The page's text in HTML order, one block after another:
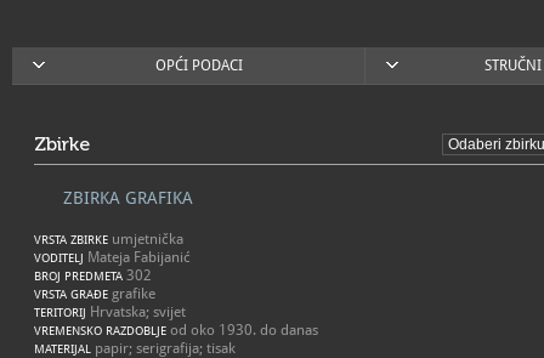
OPĆI PODACI
Zbirke
ZBIRKA GRAFIKA
VRSTA ZBIRKE umjetnička
VODITELJ Mateja Fabijanić
BROJ PREDMETA 302
VRSTA GRAĐE grafike
TERITORIJ Hrvatska; svijet
VREMENSKO RAZDOBLJE od oko 1930. do danas
MATERIJAL papir; serigrafija; tisak